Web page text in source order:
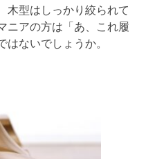
木型はしっかり絞られて
ニアの方は「あ、これ履
ないでしょうか。